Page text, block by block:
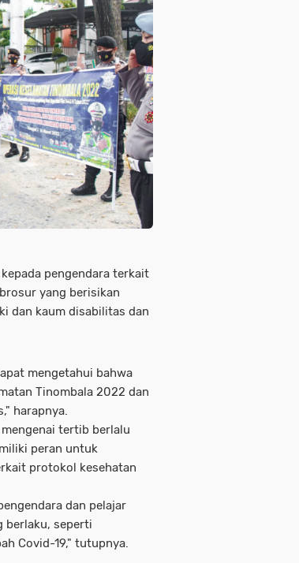
pengendara terkait
yang berisikan
dan kaum disabilitas dan
mengetahui bahwa
Tinombala 2022 dan
harapnya.
tertib berlalu
peran untuk
protokol kesehatan
dan pelajar
berlaku, seperti
Covid-19," tutupnya.